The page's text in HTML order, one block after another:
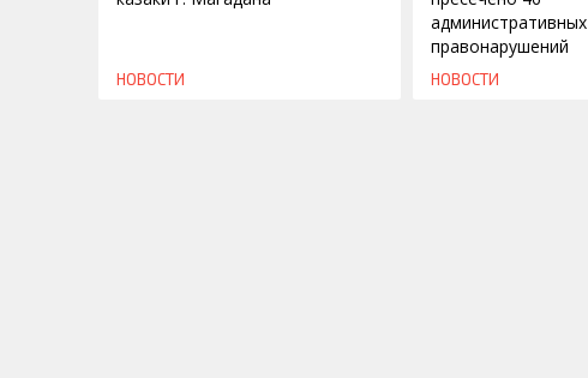
НОВОСТИ
административных
правонарушений
НОВОСТИ